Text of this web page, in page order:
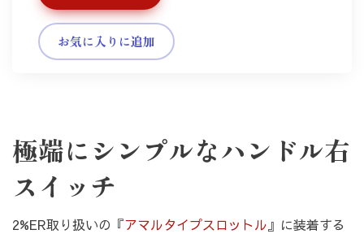
お気に入りに追加
極端にシンプルなハンドル右
スイッチ
2%ER取り扱いの『アマルタイプスロットル 』に装着する